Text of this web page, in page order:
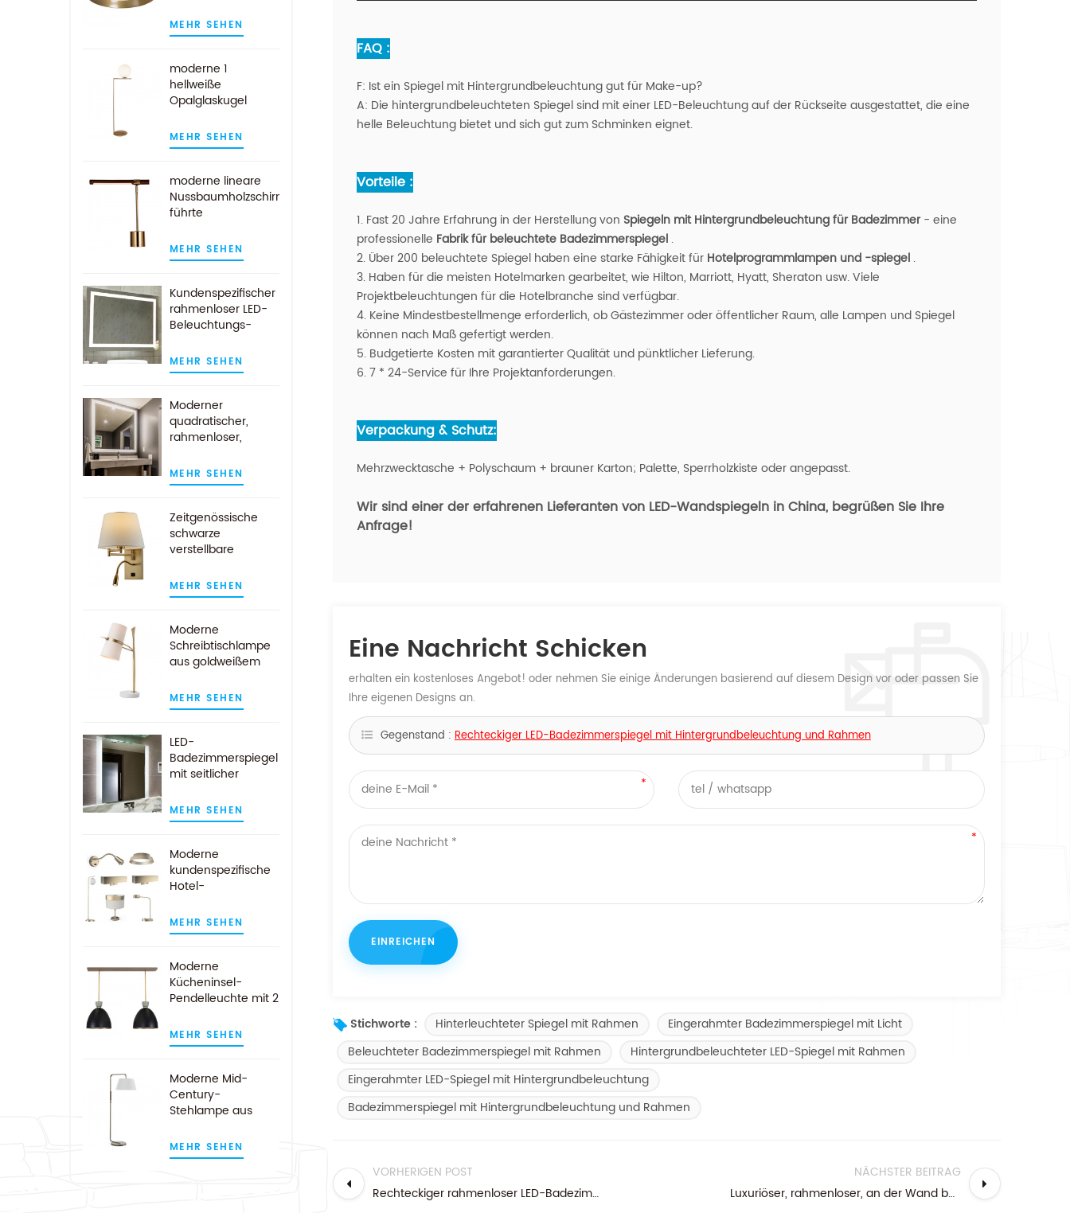
MEHR SEHEN
moderne 1
hellweiße
Opalglaskugel
Messingoptik
MEHR SEHEN
moderne lineare
Nussbaumholzschirm
führte
aus antikem
Messing
MEHR SEHEN
Kundenspezifischer
rahmenloser LED-
Beleuchtungs-
Wandspiegel mit
Demist-Auflage
MEHR SEHEN
Moderner
quadratischer,
rahmenloser,
LED-beleuchteter
Badezimmerspiegel
MEHR SEHEN
Zeitgenössische
schwarze
verstellbare
LED-Leselicht
MEHR SEHEN
Moderne
Schreibtischlampe
aus goldweißem
weißem Stoffschirm
MEHR SEHEN
LED-
Badezimmerspiegel
mit seitlicher
Wandmontage im
Hotel
MEHR SEHEN
Moderne
kundenspezifische
Hotel-
Lampen aus
gebürstetem Gold
MEHR SEHEN
Moderne
Kücheninsel-
Pendelleuchte mit 2
in Schwarz und
Gold
MEHR SEHEN
Moderne Mid-
Century-
Stehlampe aus
MEHR SEHEN
FAQ :
F: Ist ein Spiegel mit Hintergrundbeleuchtung gut für Make-up?
A: Die hintergrundbeleuchteten Spiegel sind mit einer LED-Beleuchtung auf der Rückseite ausgestattet, die eine
helle Beleuchtung bietet und sich gut zum Schminken eignet.
Vorteile :
1. Fast 20 Jahre Erfahrung in der Herstellung von Spiegeln mit Hintergrundbeleuchtung für Badezimmer- eine
professionelle Fabrik für beleuchtete Badezimmerspiegel .
2. Über 200 beleuchtete Spiegel haben eine starke Fähigkeit für Hotelprogrammlampen und -spiegel .
3. Haben für die meisten Hotelmarken gearbeitet, wie Hilton, Marriott, Hyatt, Sheraton usw. Viele
Projektbeleuchtungen für die Hotelbranche sind verfügbar.
4. Keine Mindestbestellmenge erforderlich, ob Gästezimmer oder öffentlicher Raum, alle Lampen und Spiegel
können nach Maß gefertigt werden.
5. Budgetierte Kosten mit garantierter Qualität und pünktlicher Lieferung.
6. 7 * 24-Service für Ihre Projektanforderungen.
Verpackung & Schutz:
Mehrzwecktasche + Polyschaum + brauner Karton; Palette, Sperrholzkiste oder angepasst.
Wir sind einer der erfahrenen Lieferanten von LED-Wandspiegeln in China, begrüßen Sie Ihre
Anfrage!
Eine Nachricht Schicken
erhalten ein kostenloses Angebot! oder nehmen Sie einige Änderungen basierend auf diesem Design vor oder passen Sie
Ihre eigenen Designs an.
Gegenstand :Rechteckiger LED-Badezimmerspiegel mit Hintergrundbeleuchtung und Rahmen
Stichworte : Hinterleuchteter Spiegel mit Rahmen
Eingerahmter Badezimmerspiegel mit Licht
Beleuchteter Badezimmerspiegel mit Rahmen
Hintergrundbeleuchteter LED-Spiegel mit Rahmen
Eingerahmter LED-Spiegel mit Hintergrundbeleuchtung
Badezimmerspiegel mit Hintergrundbeleuchtung und Rahmen
VORHERIGEN POST
Rechteckiger rahmenloser LED-Badezimmer-Kosmetikspiegel mit Vergrößerung
NÄCHSTER BEITRAG
Luxuriöser, rahmenloser, an der Wand befestigter, runder LED-Badezimmerspiegel